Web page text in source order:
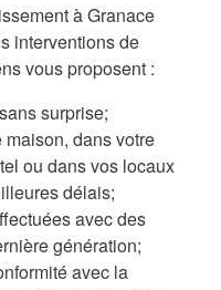
à Granace
interventions de
vous proposent :
surprise;
dans votre
ou dans vos locaux
délais;
avec des
génération;
avec la